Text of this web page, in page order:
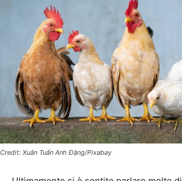
Credit: Xuân Tuấn Anh Đặng/Pixabay